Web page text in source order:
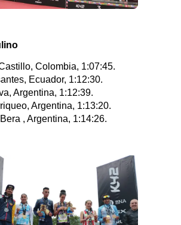
Colombia, 1:07:45.
Ecuador, 1:12:30.
Argentina, 1:12:39.
Argentina, 1:13:20.
, Argentina, 1:14:26.